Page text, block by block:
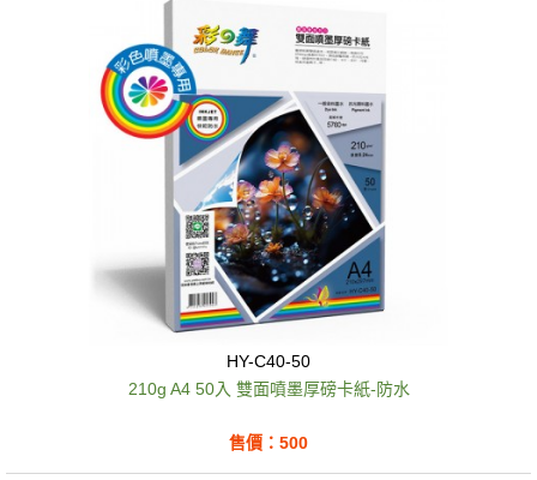
HY-C40-50
210g A4 50入 雙面噴墨厚磅卡紙-防水
售價：500